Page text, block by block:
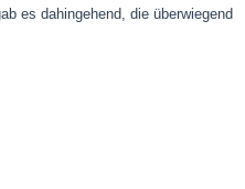
es dahingehend, die überwiegend